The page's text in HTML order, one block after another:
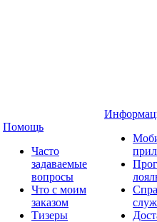
Помощь
Часто
задаваемые
вопросы
Что с моим
заказом
Тизеры